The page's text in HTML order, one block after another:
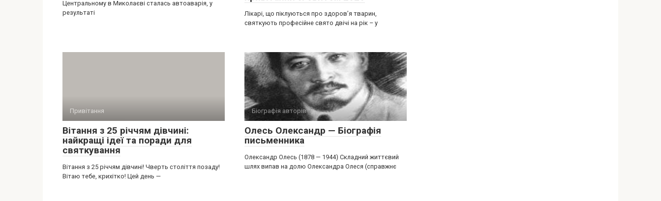
Центральному в Миколаєві сталась автоаварія, у
результаті
Лікарі, що піклуються про здоров’я тварин,
святкують професійне свято двічі на рік – у
Привітання
Вітання з 25 річчям дівчині:
найкращі ідеї та поради для
святкування
Вітання з 25 річчям дівчині! Чверть століття позаду!
Вітаю тебе, крихітко! Цей день —
Біографія авторів
Олесь Олександр — Біографія
письменника
Олександр Олесь (1878 — 1944) Складний життєвий
шлях випав на долю Олександра Олеся (справжнє